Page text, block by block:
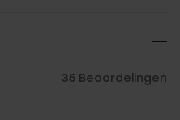
35 Beoordelingen